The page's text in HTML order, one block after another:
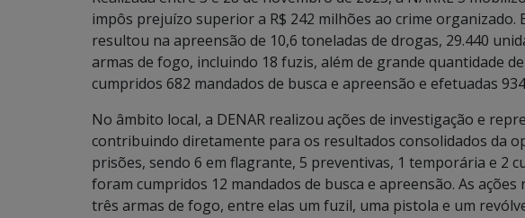
impôs prejuízo superior a R$ 242 milhões ao crime organizado.
resultou na apreensão de 10,6 toneladas de drogas, 29.440
armas de fogo, incluindo 18 fuzis, além de grande quantidade
cumpridos 682 mandados de busca e apreensão e efetuadas
No âmbito local, a DENAR realizou ações de investigação e
contribuindo diretamente para os resultados consolidados da
prisões, sendo 6 em flagrante, 5 preventivas, 1 temporária e 2
foram cumpridos 12 mandados de busca e apreensão. As
três armas de fogo, entre elas um fuzil, uma pistola e um